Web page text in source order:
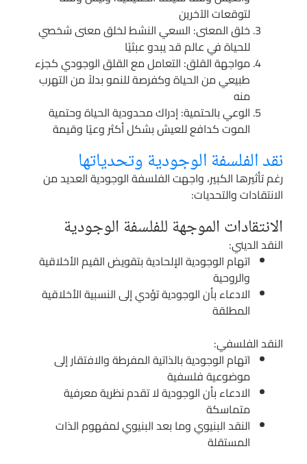
لتوقعات الآخرين
خلق المعنى: السعي النشط لخلق معنى شخصي
للحياة في عالم قد يبدو عبثيًا
مواجهة القلق: التعامل مع القلق الوجودي كجزء
طبيعي من الحياة وكفرصة للنمو بدلاً من التهرب
منه
الوعي بالحتمية: إدراك محدودية الحياة وحتمية
الموت كدافع للعيش بشكل أكثر وعيًا وقيمة
نقد الفلسفة الوجودية وتحدياتها
رغم تأثيرها الكبير، واجهت الفلسفة الوجودية العديد من
الانتقادات والتحديات:
الانتقادات الموجهة للفلسفة الوجودية
النقد الديني:
اتهام الوجودية الإلحادية بتقويض القيم الأخلاقية
والروحية
الادعاء بأن الوجودية تؤدي إلى النسبية الأخلاقية
المطلقة
النقد الفلسفي:
اتهام الوجودية بالذاتية المفرطة والافتقار إلى
موضوعية فلسفية
الادعاء بأن الوجودية لا تقدم نظرية معرفية
متماسكة
النقد البنيوي وما بعد البنيوي لمفهوم الذات
المستقلة